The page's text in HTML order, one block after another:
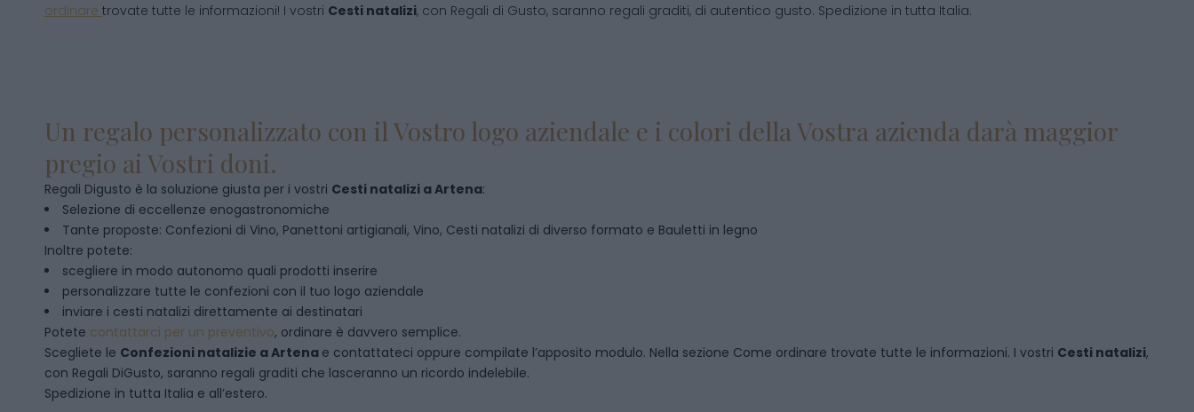
ordinare trovate tutte le informazioni! I vostri Cesti natalizi, con Regali di Gusto, saranno regali graditi, di autentico gusto. Spedizione in tutta Italia.
Un regalo personalizzato con il Vostro logo aziendale e i colori della Vostra azienda darà maggior
pregio ai Vostri doni.
Regali Digusto è la soluzione giusta per i vostri Cesti natalizi aArtena:
Selezione di eccellenze enogastronomiche
Tante proposte: Confezioni di Vino, Panettoni artigianali, Vino, Cesti natalizi di diverso formato e Bauletti in legno
Inoltre potete:
scegliere in modo autonomo quali prodotti inserire
personalizzare tutte le confezioni con il tuo logo aziendale
inviare i cesti natalizi direttamente ai destinatari
Potete contattarci per un preventivo, ordinare è davvero semplice.
Scegliete le Confezioni natalizie aArtena e contattateci oppure compilate l’apposito modulo. Nella sezione Come ordinare trovate tutte le informazioni. I vostri Cesti natalizi,
con Regali DiGusto, saranno regali graditi che lasceranno un ricordo indelebile.
Spedizione in tutta Italia e all’estero.